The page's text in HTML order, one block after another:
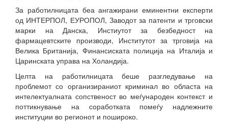
За работилницата беа ангажирани еминентни експерти
од ИНТЕРПОЛ, ЕУРОПОЛ, Заводот за патенти и трговски
марки на Данска, Инстиутот за безбедност на
фармацевтските производи, Институтот за трговија на
Велика Британија, Финансиската полиција на Италија и
Царинската управа на Холандија.
Целта на работилницата беше разгледување на
проблемот со организираниот криминал во областа на
интелектуалната сопственост во меѓународен контекст и
поттикнување на соработката помеѓу надлежните
институции во регионот и пошироко.